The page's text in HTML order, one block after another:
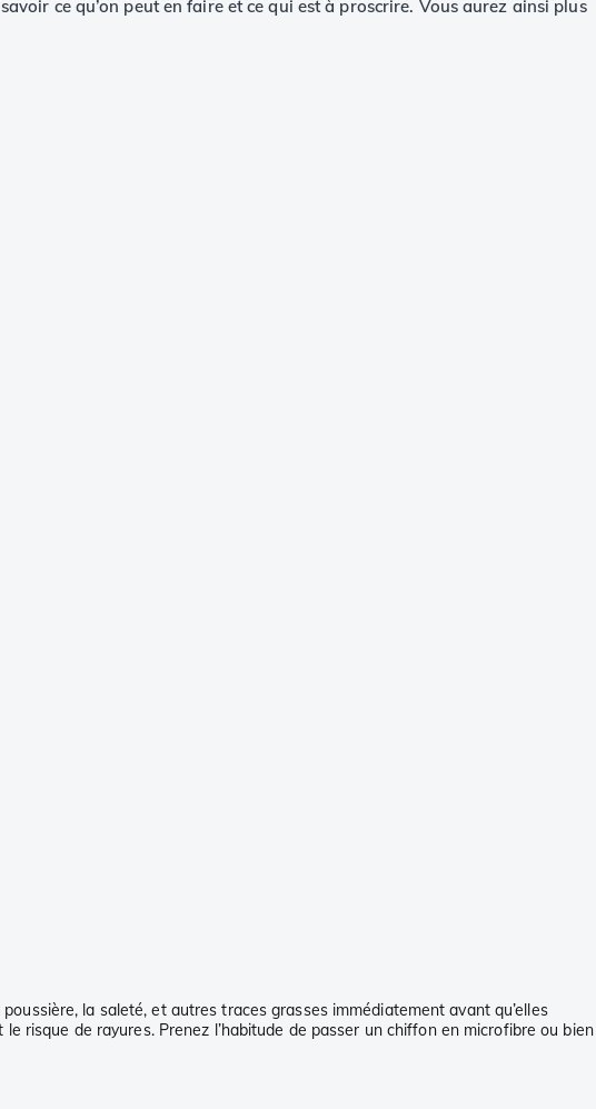
ce qu’on peut en faire et ce qui est à proscrire. Vous aurez ainsi plus
la saleté, et autres traces grasses immédiatement avant qu’elles
risque de rayures. Prenez l’habitude de passer un chiffon en microfibre ou bien